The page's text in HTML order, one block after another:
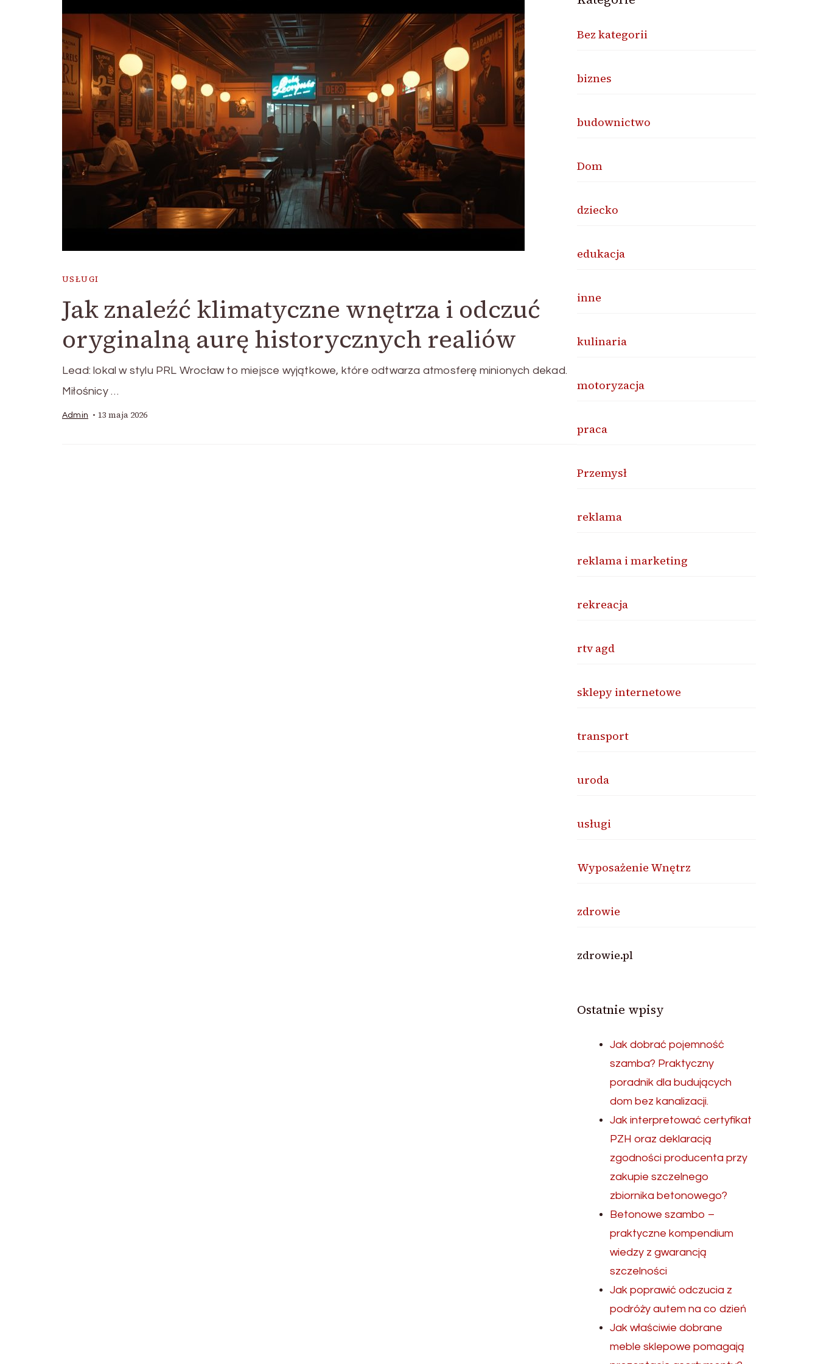
USŁUGI
Jak znaleźć klimatyczne wnętrza i odczuć
oryginalną aurę historycznych realiów
Lead: lokal w stylu PRL Wrocław to miejsce wyjątkowe, które odtwarza atmosferę minionych dekad.
Miłośnicy …
Admin 13 maja 2026
Bez kategorii
biznes
budownictwo
Dom
dziecko
edukacja
inne
kulinaria
motoryzacja
praca
Przemysł
reklama
reklama i marketing
rekreacja
rtv agd
sklepy internetowe
transport
uroda
usługi
Wyposażenie Wnętrz
zdrowie
zdrowie.pl
Ostatnie wpisy
Jak dobrać pojemność
szamba? Praktyczny
poradnik dla budujących
dom bez kanalizacji.
Jak interpretować certyfikat
PZH oraz deklaracją
zgodności producenta przy
zakupie szczelnego
zbiornika betonowego?
Betonowe szambo –
praktyczne kompendium
wiedzy z gwarancją
szczelności
Jak poprawić odczucia z
podróży autem na co dzień
Jak właściwie dobrane
meble sklepowe pomagają